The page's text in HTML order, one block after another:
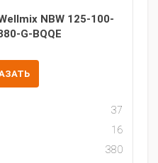
NBW 125-100-
G-BQQE
37
16
380